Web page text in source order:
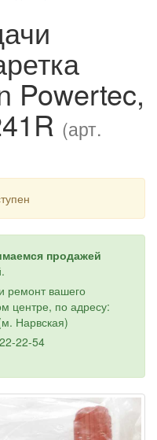
Powertec,
(арт.
продажей
ремонт вашего
центре, по адресу:
Нарвская)
22-54